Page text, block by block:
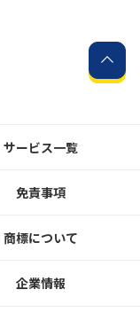
サービス一覧
免責事項
商標について
企業情報